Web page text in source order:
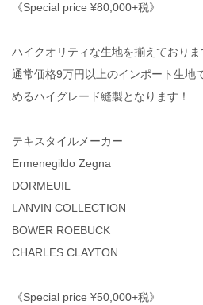
《Special price ¥80,000+税》
ハイクオリティな生地を揃えておりま
通常価格9万円以上のインポート生地
めるハイグレード縫製となります！
テキスタイルメーカー
Ermenegildo Zegna
DORMEUIL
LANVIN COLLECTION
BOWER ROEBUCK
CHARLES CLAYTON
《Special price ¥50,000+税》